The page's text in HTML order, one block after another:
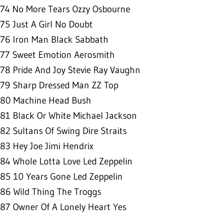
74 No More Tears Ozzy Osbourne
75 Just A Girl No Doubt
76 Iron Man Black Sabbath
77 Sweet Emotion Aerosmith
78 Pride And Joy Stevie Ray Vaughn
79 Sharp Dressed Man ZZ Top
80 Machine Head Bush
81 Black Or White Michael Jackson
82 Sultans Of Swing Dire Straits
83 Hey Joe Jimi Hendrix
84 Whole Lotta Love Led Zeppelin
85 10 Years Gone Led Zeppelin
86 Wild Thing The Troggs
87 Owner Of A Lonely Heart Yes